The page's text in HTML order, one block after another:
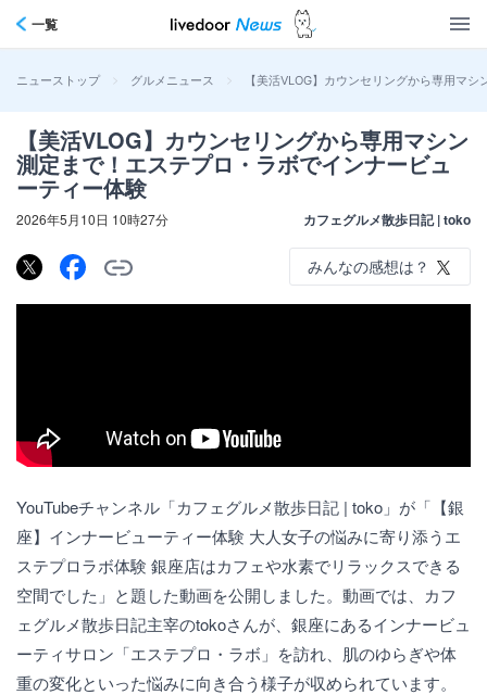
一覧
ニューストップ > グルメニュース > 【美活VLOG】カウンセリングから専用マ
【美活VLOG】カウンセリングから専用マシン
測定まで！エステプロ・ラボでインナービュ
ーティー体験
2026年5月10日 10時27分 カフェグルメ散歩日記 | toko
みんなの感想は？
YouTubeチャンネル「カフェグルメ散歩日記 | toko」が「【銀
座】インナービューティー体験 大人女子の悩みに寄り添うエ
ステプロラボ体験 銀座店はカフェや水素でリラックスできる
空間でした」と題した動画を公開しました。動画では、カフ
ェグルメ散歩日記主宰のtokoさんが、銀座にあるインナービュ
ーティサロン「エステプロ・ラボ」を訪れ、肌のゆらぎや体
重の変化といった悩みに向き合う様子が収められています。